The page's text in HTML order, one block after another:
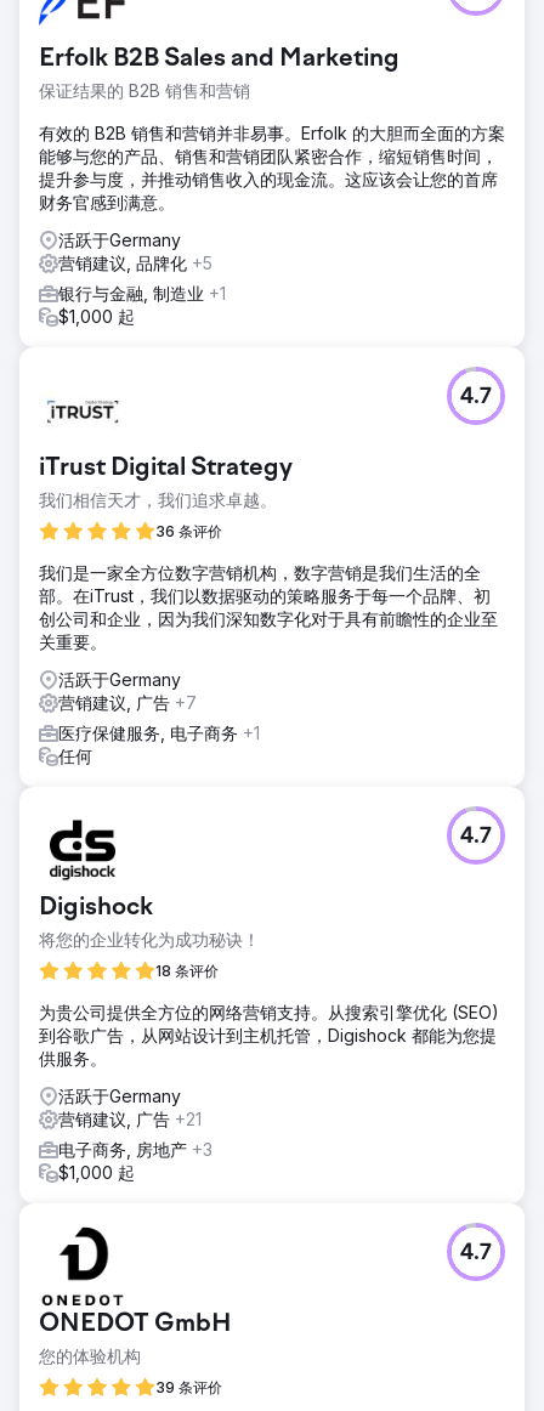
Erfolk B2B Sales and Marketing
保证结果的 B2B 销售和营销
有效的 B2B 销售和营销并非易事。Erfolk 的大胆而全面的方案
能够与您的产品、销售和营销团队紧密合作，缩短销售时间，
提升参与度，并推动销售收入的现金流。这应该会让您的首席
财务官感到满意。
活跃于Germany
营销建议, 品牌化 +5
银行与金融, 制造业 +1
$1,000 起
iTrust Digital Strategy
我们相信天才，我们追求卓越。
36 条评价
4.7
我们是一家全方位数字营销机构，数字营销是我们生活的全
部。在iTrust，我们以数据驱动的策略服务于每一个品牌、初
创公司和企业，因为我们深知数字化对于具有前瞻性的企业至
关重要。
活跃于Germany
营销建议, 广告 +7
医疗保健服务, 电子商务 +1
任何
Digishock
将您的企业转化为成功秘诀！
18 条评价
4.7
为贵公司提供全方位的网络营销支持。从搜索引擎优化 (SEO)
到谷歌广告，从网站设计到主机托管，Digishock 都能为您提
供服务。
活跃于Germany
营销建议, 广告 +21
电子商务, 房地产 +3
$1,000 起
ONEDOT GmbH
您的体验机构
39 条评价
4.7